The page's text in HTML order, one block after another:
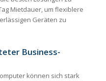
Mietdauer, um flexiblere
Geräten zu
Business-
können sich stark